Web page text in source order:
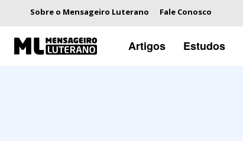
Sobre o Mensageiro Luterano Fale Conosco
Artigos Estudos